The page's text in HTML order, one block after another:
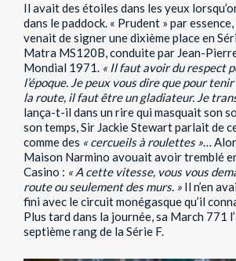
Il avait des étoiles dans les yeux
dans le paddock. « Prudent » par
venait de signer une dixième place en
Matra MS120B, conduite par Jean-
Mondial 1971. « Il faut avoir du respect
l’époque. Je peux vous dire que pour
la route, il faut être un gladiateur. Je
lança-t-il dans un rire qui masquait son
son temps, Sir Jackie Stewart parlait de
comme des « cercueils à roulettes »…
Maison Narmino avouait avoir tremblé
Casino : « A cette vitesse, vous vous
route ou seulement des murs. » Il n’en
fini avec le circuit monégasque qu’il
Plus tard dans la journée, sa March 771
septième rang de la Série F.